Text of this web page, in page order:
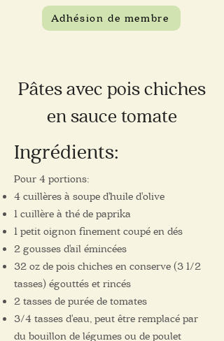
Adhésion de membre
Pâtes avec pois chiches
en sauce tomate
Ingrédients:
Pour 4 portions:
4 cuillères à soupe d'huile d'olive
1 cuillère à thé de paprika
1 petit oignon finement coupé en dés
2 gousses d'ail émincées
32 oz de pois chiches en conserve (3 1/2
tasses) égouttés et rincés
2 tasses de purée de tomates
3/4 tasses d'eau, peut être remplacé par
du bouillon de légumes ou de poulet